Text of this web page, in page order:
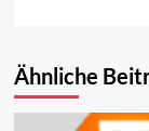
Ähnliche